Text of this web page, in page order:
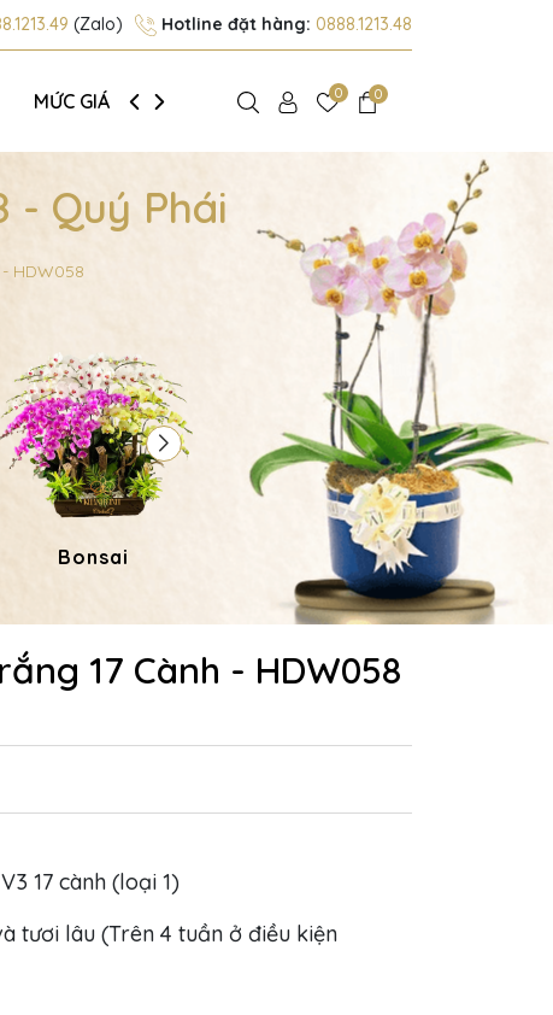
(Zalo) Hotline đặt hàng: 0888.1213.48
MỨC GIÁ GIỚI THIỆU 0 0
- Quý Phái
HDW058
Bonsai Hoa Dâng Phật
17 Cành - HDW058
17 cành (loại 1)
tươi lâu (Trên 4 tuần ở điều kiện